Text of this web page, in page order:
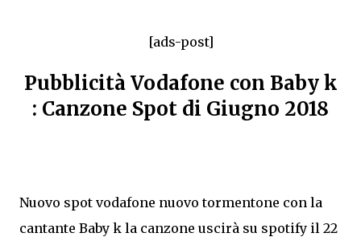
[ads-post]
Pubblicità Vodafone con Baby k
: Canzone Spot di Giugno 2018
Nuovo spot vodafone nuovo tormentone con la
cantante Baby k la canzone uscirà su spotify il 22